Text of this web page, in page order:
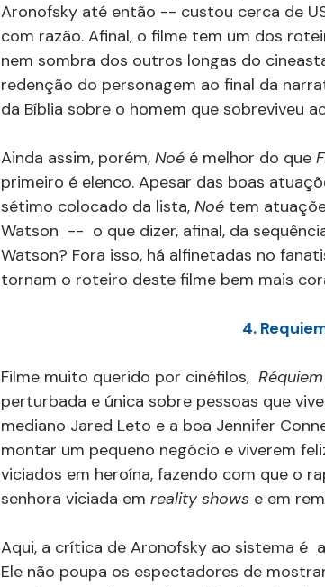
Aronofsky até então -- custou cerca de
com razão. Afinal, o filme tem um dos
nem sombra dos outros longas do
redenção do personagem ao final da
da Bíblia sobre o homem que sobreviveu
Ainda assim, porém, Noé é melhor do que
primeiro é elenco. Apesar das boas
sétimo colocado da lista, Noé tem
Watson  --  o que dizer, afinal, da
Watson? Fora isso, há alfinetadas no
tornam o roteiro deste filme bem mais
4.
Filme muito querido por cinéfilos,
perturbada e única sobre pessoas que
mediano Jared Leto e a boa Jennifer
montar um pequeno negócio e viverem
viciados em heroína, fazendo com que o
senhora viciada em reality shows e em
Aqui, a crítica de Aronofsky ao sistema é
Ele não poupa os espectadores de